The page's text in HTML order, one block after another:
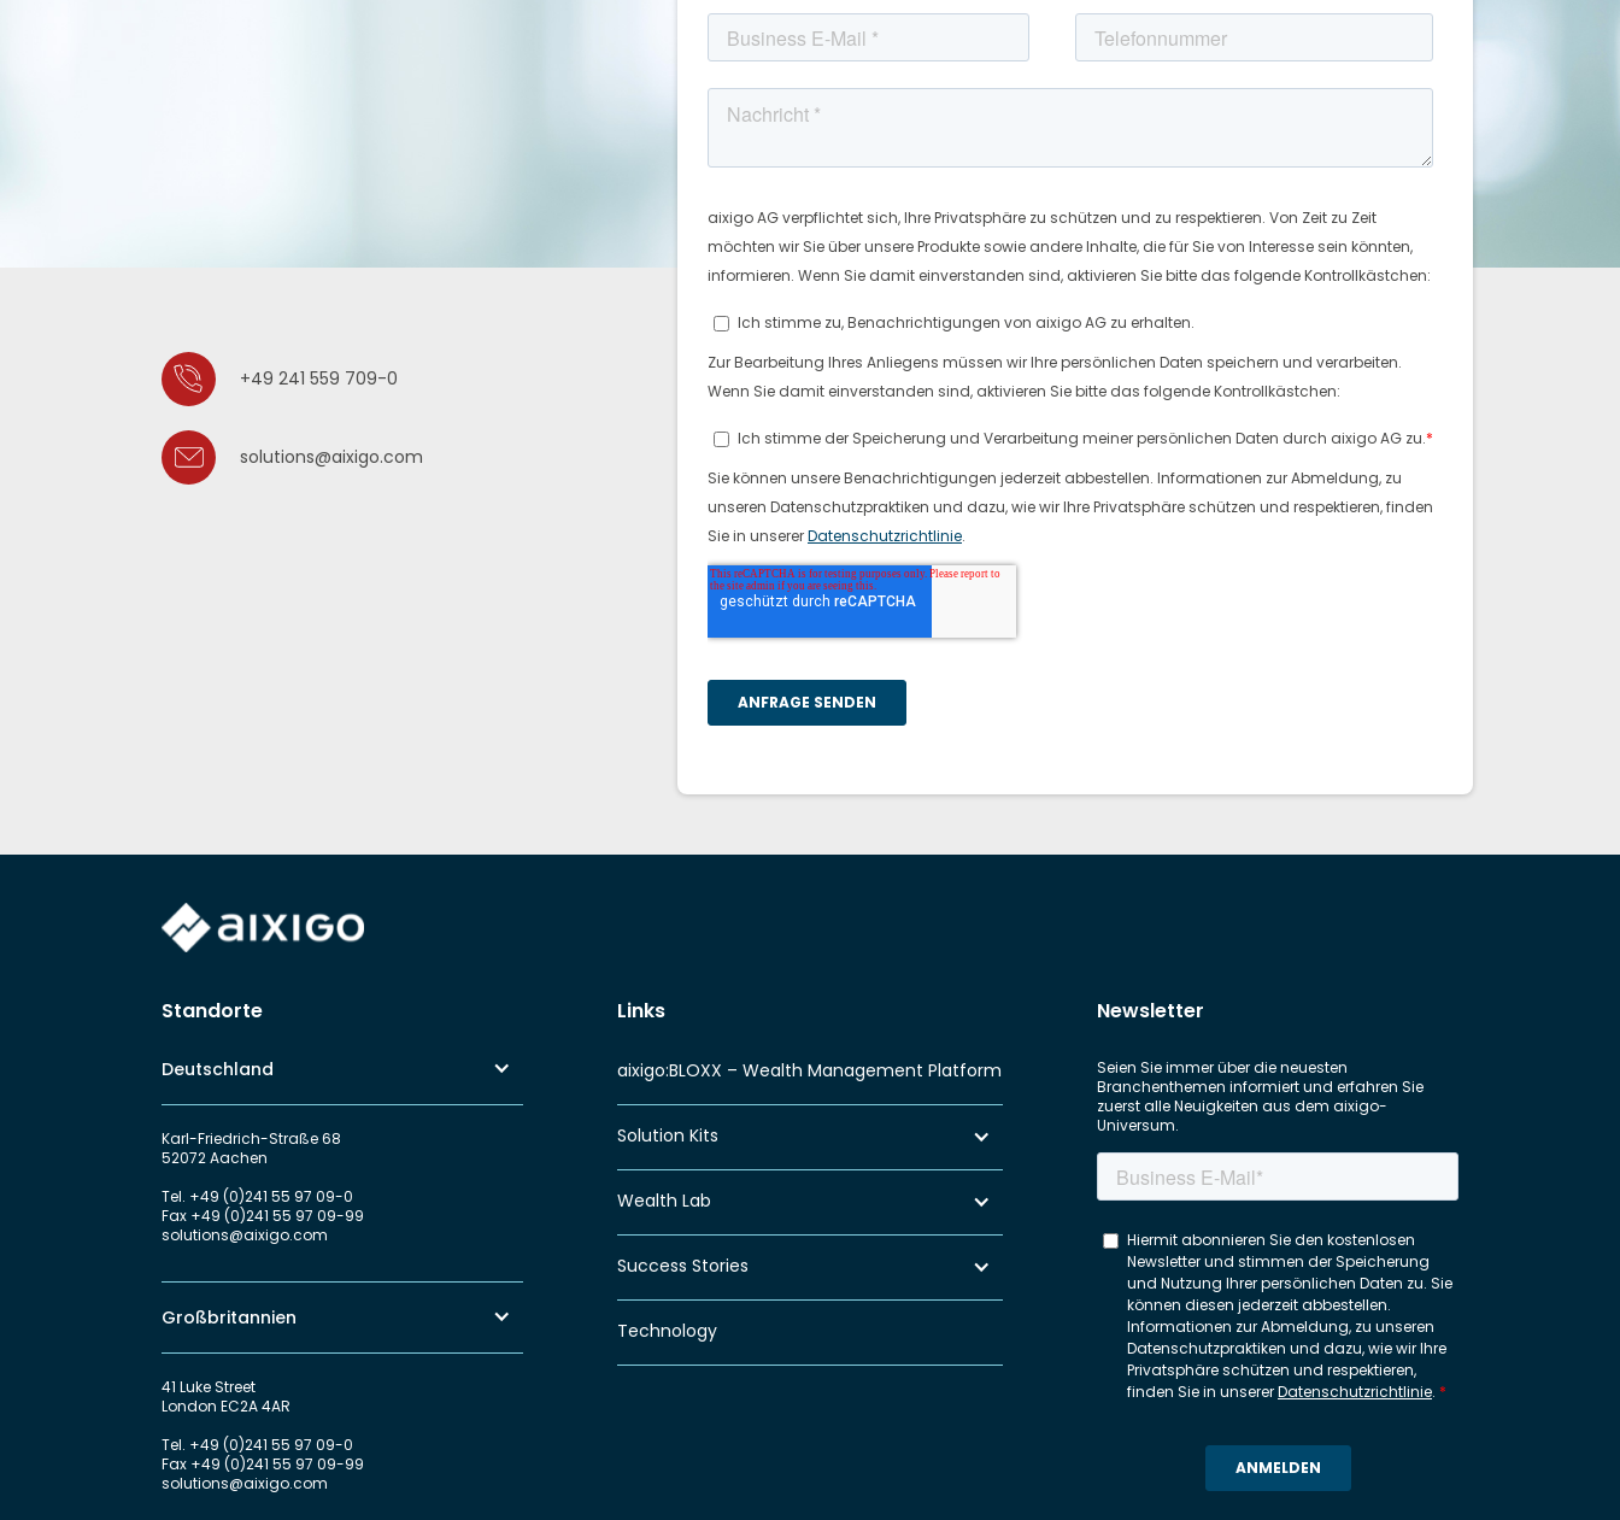
+49 241 559 709-0
solutions@aixigo.com
Standorte
Deutschland
Karl-Friedrich-Straße 68
52072 Aachen
Tel. +49 (0)241 55 97 09-0
Fax +49 (0)241 55 97 09-99
solutions@aixigo.com
Großbritannien
41 Luke Street
London EC2A 4AR
Tel. +49 (0)241 55 97 09-0
Fax +49 (0)241 55 97 09-99
solutions@aixigo.com
Links
aixigo:BLOXX – Wealth Management Platform
Solution Kits
Wealth Lab
Success Stories
Technology
Newsletter
Seien Sie immer über die neuesten
Branchenthemen informiert und erfahren Sie
zuerst alle Neuigkeiten aus dem aixigo-
Universum.